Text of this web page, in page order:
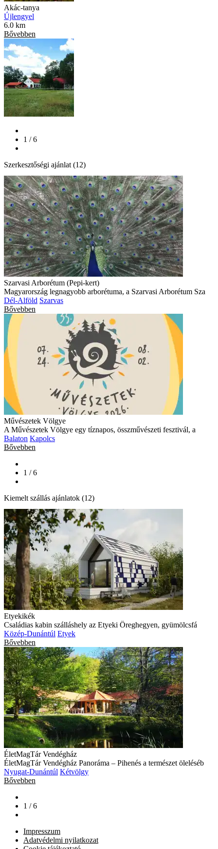
Akác-tanya
Újlengyel
6.0 km
Bővebben
1 / 6
Szerkesztőségi ajánlat (12)
Szarvasi Arborétum (Pepi-kert)
Magyarország legnagyobb arborétuma, a Szarvasi Arborétum Sza
Dél-Alföld Szarvas
Bővebben
Művészetek Völgye
A Művészetek Völgye egy tíznapos, összművészeti fesztivál, a
Balaton Kapolcs
Bővebben
1 / 6
Kiemelt szállás ajánlatok (12)
Etyekikék
Családias kabin szálláshely az Etyeki Öreghegyen, gyümölcsfá
Közép-Dunántúl Etyek
Bővebben
ÉletMagTár Vendégház
ÉletMagTár Vendégház Panoráma – Pihenés a természet öleléséb
Nyugat-Dunántúl Kétvölgy
Bővebben
1 / 6
Impresszum
Adatvédelmi nyilatkozat